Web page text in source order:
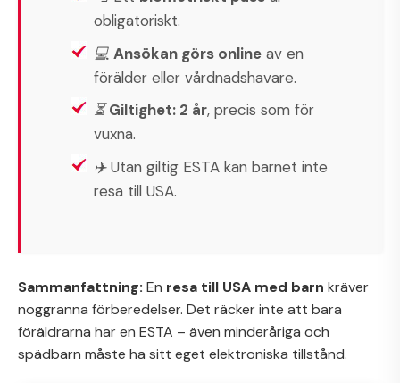
obligatoriskt.
💻 Ansökan görs online av en
förälder eller vårdnadshavare.
⏳Giltighet: 2 år, precis som för
vuxna.
✈️ Utan giltig ESTA kan barnet inte
resa till USA.
Sammanfattning: En resa till USA med barn kräver
noggranna förberedelser. Det räcker inte att bara
föräldrarna har en ESTA – även minderåriga och
spädbarn måste ha sitt eget elektroniska tillstånd.